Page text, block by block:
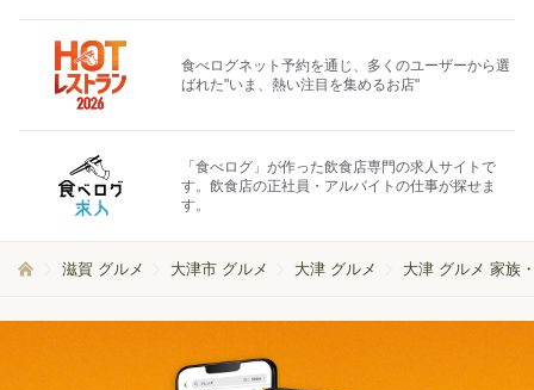
食べログネット予約を通じ、多くのユーザーから選
ばれた"いま、熱い注目を集めるお店"
「食べログ」が作った飲食店専門の求人サイトで
す。飲食店の正社員・アルバイトの仕事が探せま
す。
滋賀 グルメ 大津市 グルメ 大津 グルメ 大津 グルメ 家族